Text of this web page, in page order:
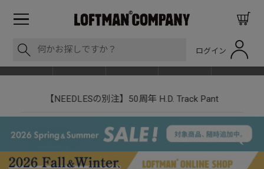
ログイン
【NEEDLESの別注】50周年 H.D. Track Pant